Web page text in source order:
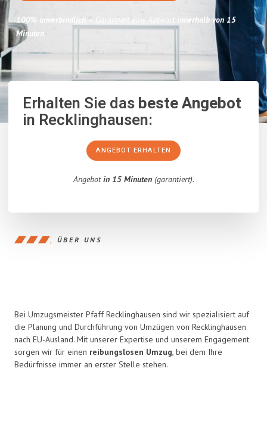
100% unverbindlich – Garantiert eine Antwort
innerhalb von 15
Minuten.
Erhalten Sie dasbeste Angebot
in Recklinghausen:
ANGEBOT ERHALTEN
Angebotin 15 Minuten(garantiert).
ÜBER UNS
Bei Umzugsmeister Pfaff Recklinghausen sind wir spezialisiert auf
die Planung und Durchführung von Umzügen von Recklinghausen
nach EU-Ausland. Mit unserer Expertise und unserem Engagement
sorgen wir für einen reibungslosen Umzug, bei dem Ihre
Bedürfnisse immer an erster Stelle stehen.